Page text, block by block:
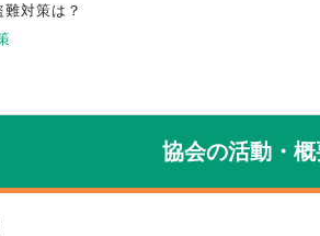
対策は？
協会の活動・概